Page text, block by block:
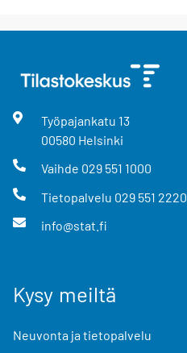
Työpajankatu 13
00580 Helsinki
Vaihde 029 551 1000
Tietopalvelu 029 551 2220
info@stat.fi
Kysy meiltä
Neuvonta ja tietopalvelu